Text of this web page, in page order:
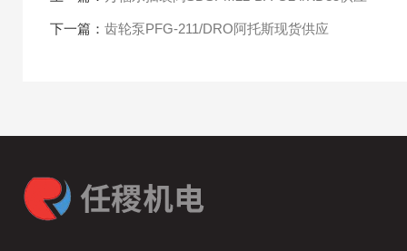
下一篇： 齿轮泵PFG-211/DRO阿托斯现货供应